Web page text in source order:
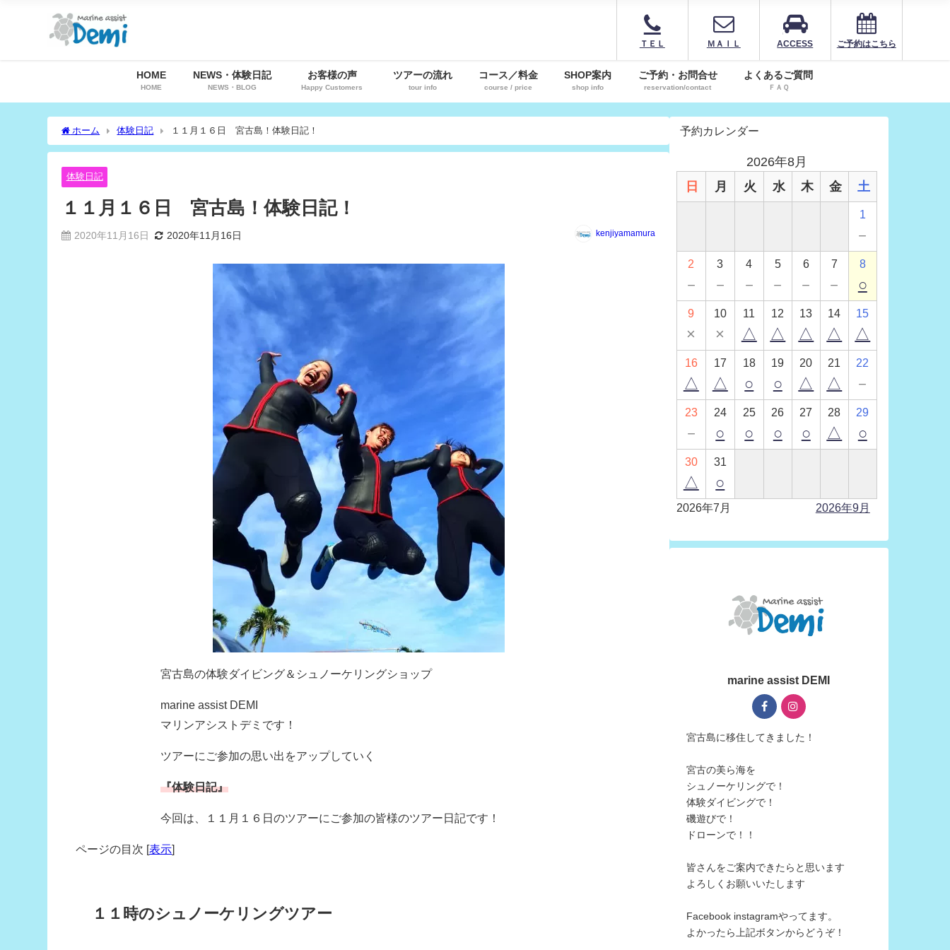
ＴＥＬ ＭＡＩＬ ACCESS ご予約はこちら
HOME
HOME
NEWS・体験日記
NEWS・BLOG
お客様の声
Happy Customers
ツアーの流れ
tour info
コース／料金
course / price
SHOP案内
shop info
ご予約・お問合せ
reservation/contact
よくあるご質問
ＦＡＱ
ホーム 体験日記 １１月１６日 宮古島！体験日記！
体験日記
１１月１６日 宮古島！体験日記！
2020年11月16日 2020年11月16日 kenjiyamamura
宮古島の体験ダイビング＆シュノーケリングショップ
marine assist DEMI
マリンアシストデミです！
ツアーにご参加の思い出をアップしていく
『体験日記』
今回は、１１月１６日のツアーにご参加の皆様のツアー日記です！
ページの目次 [表示]
１１時のシュノーケリングツアー
予約カレンダー
2026年8月
日
月 火 水 木 金 土
1
－
2
－
3
－
4
－
5
－
6
－
7
－
8
○
9
×
10
×
11
△
12
△
13
△
14
△
15
△
16
△
17
△
18
○
19
○
20
△
21
△
22
－
23
－
24
○
25
○
26
○
27
○
28
△
29
○
30
△
31
○
2026年7月 2026年9月
marine assist DEMI
宮古島に移住してきました！
宮古の美ら海を
シュノーケリングで！
体験ダイビングで！
磯遊びで！
ドローンで！！
皆さんをご案内できたらと思います
よろしくお願いいたします
Facebook instagramやってます。
よかったら上記ボタンからどうぞ！